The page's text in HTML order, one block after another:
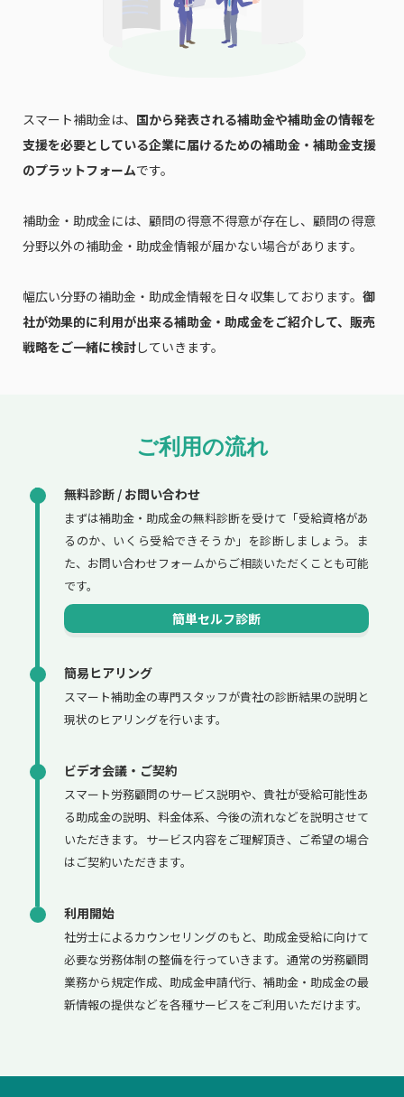
スマート補助金は、 国から発表される補助金や補助金の情報を
支援を必要としている企業に届けるための補助金・補助金支援
のプラットフォームです。
補助金・助成金には、顧問の得意不得意が存在し、顧問の得意
分野以外の補助金・助成金情報が届かない場合があります。
幅広い分野の補助金・助成金情報を日々収集しております。 御
社が効果的に利用が出来る補助金・助成金をご紹介して、販売
戦略をご一緒に検討していきます。
ご利用の流れ
無料診断 / お問い合わせ
まずは補助金・助成金の無料診断を受けて「受給資格があ
るのか、いくら受給できそうか」を診断しましょう。ま
た、お問い合わせフォームからご相談いただくことも可能
です。
簡単セルフ診断
簡易ヒアリング
スマート補助金の専門スタッフが貴社の診断結果の説明と
現状のヒアリングを行います。
ビデオ会議・ご契約
スマート労務顧問のサービス説明や、貴社が受給可能性あ
る助成金の説明、料金体系、今後の流れなどを説明させて
いただきます。サービス内容をご理解頂き、ご希望の場合
はご契約いただきます。
利用開始
社労士によるカウンセリングのもと、助成金受給に向けて
必要な労務体制の整備を行っていきます。通常の労務顧問
業務から規定作成、助成金申請代行、補助金・助成金の最
新情報の提供などを各種サービスをご利用いただけます。